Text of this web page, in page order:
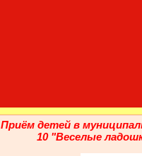
Приём детей в
10 "Веселые